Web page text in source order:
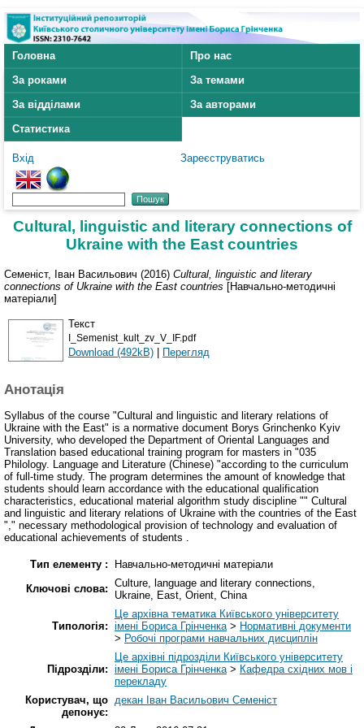
Головна
Про нас
За роками
За темами
За відділами
За авторами
Статистика
Вхід Зареєструватись
Cultural, linguistic and literary connections of
Ukraine with the East countries
Семеніст, Іван Васильович (2016) Cultural, linguistic and literary
connections of Ukraine with the East countries [Навчально-методичні
матеріали]
Текст
I_Semenist_kult_zv_V_IF.pdf
Download (492kB) | Перегляд
Анотація
Syllabus of the course "Cultural and linguistic and literary relations of
Ukraine with the East" is a normative document Borys Grinchenko Kyiv
University, who developed the Department of Oriental Languages ​​and
Translation based educational training program for masters in "035
Philology. Language and Literature (Chinese) "according to the curriculum
of full-time study. The program determines the amount of knowledge that
students should learn accordance with the educational qualification
characteristics, educational material algorithm study discipline "" Cultural
and linguistic and literary relations of Ukraine with the countries of the East
"," necessary methodological provision of technology and evaluation of
educational achievements of students .
Тип елементу :
Навчально-методичні матеріали
Ключові слова: Culture, language and literary connections,
Ukraine, East, Orient, China
Типологія:
Це архівна тематика Київського університету
імені Бориса Грінченка> Нормативні документи
> Робочі програми навчальних дисциплін
Підрозділи:
Це архівні підрозділи Київського університету
імені Бориса Грінченка> Кафедра східних мов і
перекладу
Користувач, що
депонує:
декан Іван Васильович Семеніст